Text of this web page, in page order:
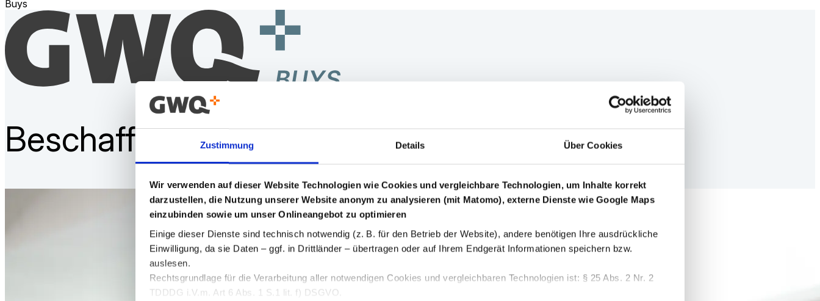
Zustimmung Details Über Cookies
Wir verwenden auf dieser Website Technologien wie Cookies und vergleichbare Technologien, um Inhalte korrekt
darzustellen, die Nutzung unserer Website anonym zu analysieren (mit Matomo), externe Dienste wie Google Maps
einzubinden sowie um unser Onlineangebot zu optimieren
Einige dieser Dienste sind technisch notwendig (z. B. für den Betrieb der Website), andere benötigen Ihre ausdrückliche
Einwilligung, da sie Daten – ggf. in Drittländer – übertragen oder auf Ihrem Endgerät Informationen speichern bzw.
auslesen.
Rechtsgrundlage für die Verarbeitung aller notwendigen Cookies und vergleichbaren Technologien ist: § 25 Abs. 2 Nr. 2
TDDDG i.V.m. Art 6 Abs. 1 S.1 lit. f) DSGVO.
Buys
Beschaffung mitWeitblick